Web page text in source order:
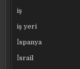
iş
iş yeri
İspanya
İsrail